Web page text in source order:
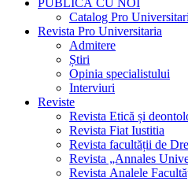
PUBLICĂ CU NOI
Catalog Pro
Revista Pro Universitaria
Admitere
Știri
Opinia specialistului
Interviuri
Reviste
Revista Etică și
Revista Fiat Iustitia
Revista facultății de
Revista „Annales
Revista Analele